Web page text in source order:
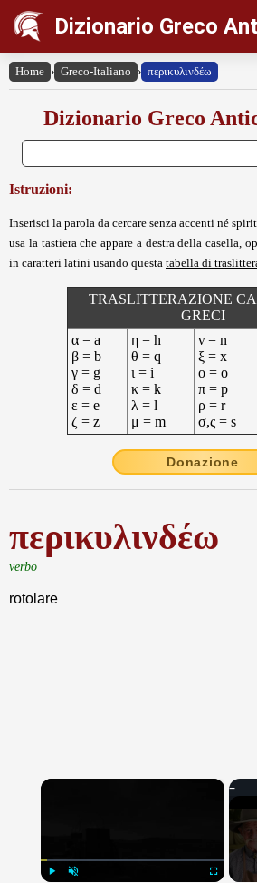
Dizionario Greco
Home › Greco-Italiano › περικυλινδέω
Dizionario Greco
Istruzioni:
Inserisci la parola da cercare senza accenti né
usa la tastiera che appare a destra della casella,
in caratteri latini usando questa tabella di
TRASLITTERAZIONE
GRECI
α = a
β = b
γ = g
δ = d
ε = e
ζ = z
η = h
θ = q
ι = i
κ = k
λ = l
μ = m
ν = n
ξ = x
ο = o
π = p
ρ = r
σ,ς = s
Donazione
περικυλινδέω
verbo
rotolare
×